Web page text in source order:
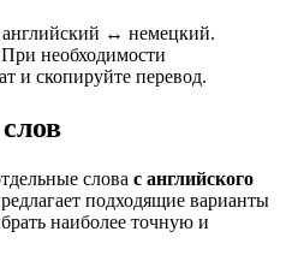
↔ немецкий.
необходимости
и скопируйте перевод.
слова с английского
подходящие варианты
наиболее точную и